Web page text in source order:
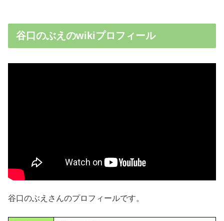
谷口のぶえのwikiプロフィール
谷口のぶえさんのプロフィールです。